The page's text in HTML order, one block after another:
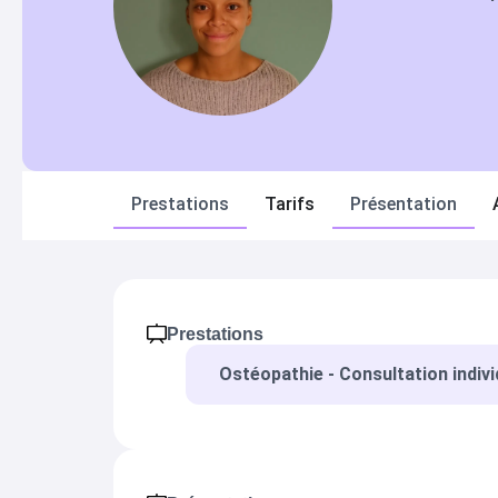
Prestations Tarifs Présentation
Prestations
Ostéopathie - Consultation